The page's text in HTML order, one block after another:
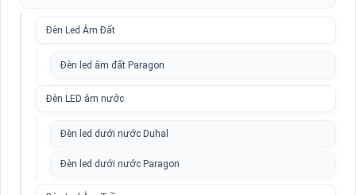
Đèn Led Âm Đất
Đèn led âm đất Paragon
Đèn LED âm nước
Đèn led dưới nước Duhal
Đèn led dưới nước Paragon